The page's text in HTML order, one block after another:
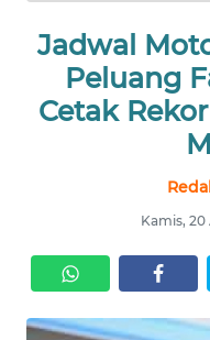
Jadwal
Peluang
Cetak
Kamis, 20
UTAMA
NUSANTARA
SERBI
MANDALIKA